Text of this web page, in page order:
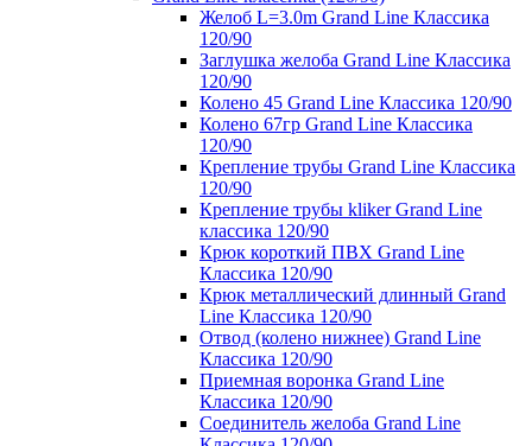
Желоб L=3.0m Grand Line Классика
120/90
Заглушка желоба Grand Line Классика
120/90
Колено 45 Grand Line Классика 120/90
Колено 67гр Grand Line Классика
120/90
Крепление трубы Grand Line Классика
120/90
Крепление трубы kliker Grand Line
классика 120/90
Крюк короткий ПВХ Grand Line
Классика 120/90
Крюк металлический длинный Grand
Line Классика 120/90
Отвод (колено нижнее) Grand Line
Классика 120/90
Приемная воронка Grand Line
Классика 120/90
Соединитель желоба Grand Line